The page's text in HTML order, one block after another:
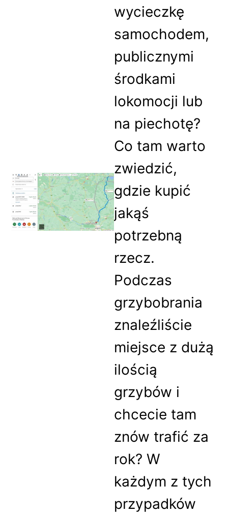
wycieczkę
samochodem,
publicznymi
środkami
lokomocji lub
na piechotę?
Co tam warto
zwiedzić,
gdzie kupić
jakąś
potrzebną
rzecz.
Podczas
grzybobrania
znaleźliście
miejsce z dużą
ilością
grzybów i
chcecie tam
znów trafić za
rok? W
każdym z tych
przypadków